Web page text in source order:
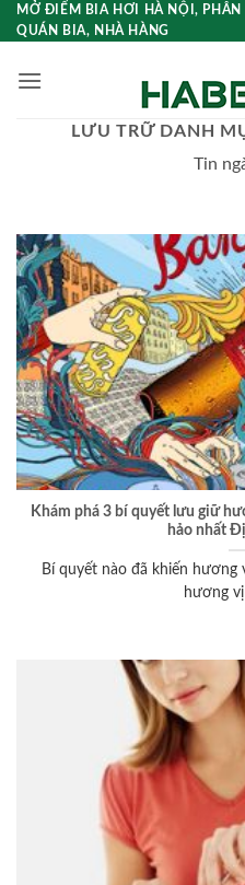
Bỏ
qua
dung
MỞ ĐIỂM BIA HƠI HÀ NỘI,
QUÁN BIA, NHÀ HÀNG
LƯU TRỮ DANH
Tin
Khám phá 3 bí quyết lưu giữ
hảo nhất
Bí quyết nào đã khiến hương
hương